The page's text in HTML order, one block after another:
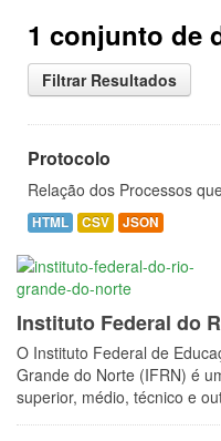
1 conjunto de
Filtrar Resultados
Protocolo
Relação dos Processos
HTML CSV JSON
Instituto Federal do
O Instituto Federal de
Grande do Norte (IFRN) é
superior, médio, técnico e